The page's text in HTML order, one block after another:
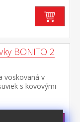
BONITO 2
voskovaná v
s kovovými